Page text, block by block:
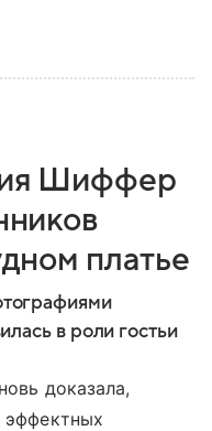
Шиффер
платье
в роли гостьи
доказала,
эффектных